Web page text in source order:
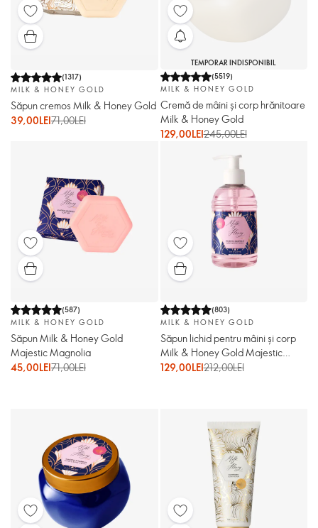
(1317)
MILK & HONEY GOLD
Săpun cremos Milk & Honey Gold
39,00LEI71,00LEI
TEMPORAR INDISPONIBIL
(5519)
MILK & HONEY GOLD
Cremă de mâini și corp hrănitoare
Milk & Honey Gold
129,00LEI245,00LEI
(587)
MILK & HONEY GOLD
Săpun Milk & Honey Gold
Majestic Magnolia
45,00LEI71,00LEI
(803)
MILK & HONEY GOLD
Săpun lichid pentru mâini și corp
Milk & Honey Gold Majestic
Magnolia
129,00LEI212,00LEI